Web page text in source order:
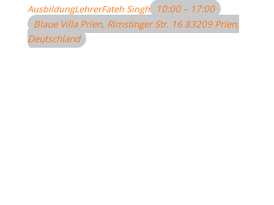
AusbildungLehrerFateh Singh
10:00 – 17:00
Blaue Villa Prien, Rimstinger Str. 16 83209 Prien,
Deutschland